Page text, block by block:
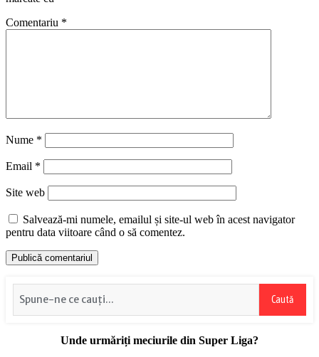
Comentariu *
Nume *
Email *
Site web
Salvează-mi numele, emailul și site-ul web în acest navigator
pentru data viitoare când o să comentez.
Caută
Unde urmăriți meciurile din Super Liga?